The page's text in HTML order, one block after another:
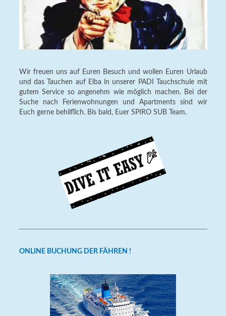
Wir freuen uns auf Euren Besuch und wollen Euren Urlaub
und das Tauchen auf Elba in unserer PADI Tauchschule mit
gutem Service so angenehm wie möglich machen. Bei der
Suche nach Ferienwohnungen und Apartments sind wir
Euch gerne behilflich. Bis bald, Euer SPIRO SUB Team.
ONLINE BUCHUNG DER FÄHREN !